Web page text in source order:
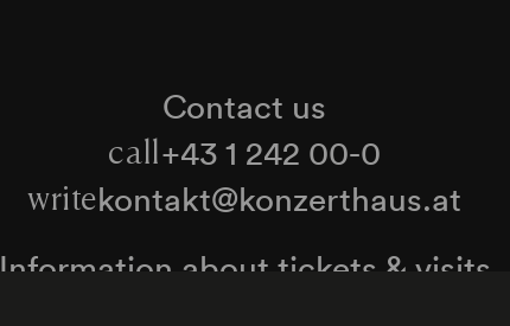
Contact us
call+43 1 242 00-0
writekontakt@konzerthaus.at
Information about tickets & visits